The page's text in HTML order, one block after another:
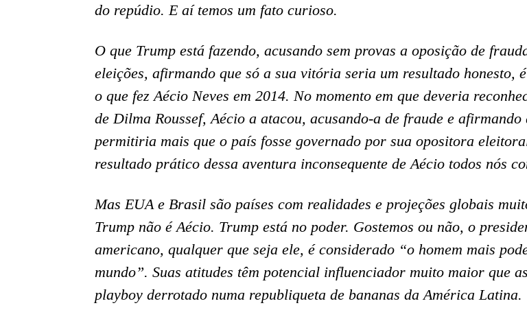
do repúdio. E aí temos um fato curioso.
O que Trump está fazendo, acusando sem provas a oposição de
eleições, afirmando que só a sua vitória seria um resultado honesto,
o que fez Aécio Neves em 2014. No momento em que deveria
de Dilma Roussef, Aécio a atacou, acusando-a de fraude e afirmando
permitiria mais que o país fosse governado por sua opositora
resultado prático dessa aventura inconsequente de Aécio todos nós
Mas EUA e Brasil são países com realidades e projeções globais
Trump não é Aécio. Trump está no poder. Gostemos ou não, o
americano, qualquer que seja ele, é considerado “o homem mais
mundo”. Suas atitudes têm potencial influenciador muito maior que
playboy derrotado numa republiqueta de bananas da América Latina.